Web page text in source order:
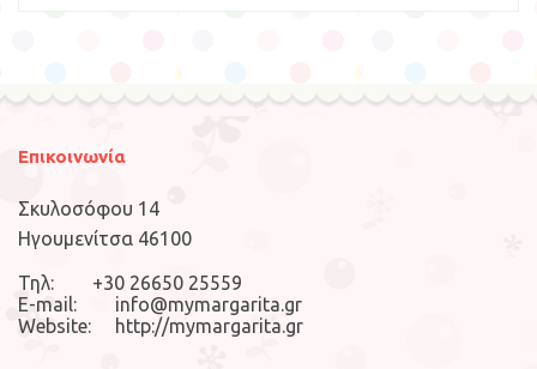
Επικοινωνία
Σκυλοσόφου 14
Ηγουμενίτσα 46100
Τηλ: +30 26650 25559
E-mail: info@mymargarita.gr
Website: http://mymargarita.gr